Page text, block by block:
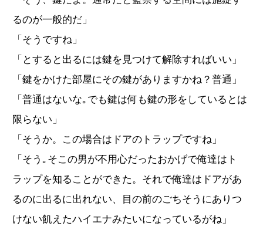
るのが一般的だ」
「そうですね」
「とすると出るには鍵を見つけて解除すればいい」
「鍵をかけた部屋にその鍵がありますかね？普通」
「普通はないな｡でも鍵は何も鍵の形をしているとは
限らない」
「そうか。この場合はドアのトラップですね」
「そう｡そこの男が不用心だったおかげで俺達はト
ラップを知ることができた。それで俺達はドアがあ
るのに出るに出れない、目の前のごちそうにありつ
けない飢えたハイエナみたいになっているがね」